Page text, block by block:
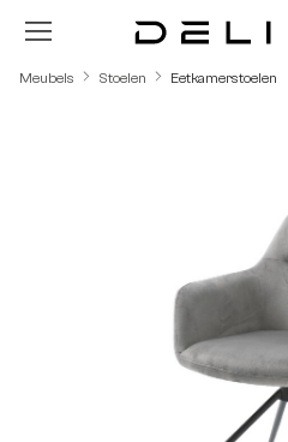
Ga naar de hoofdinhoud
Meubels Stoelen Eetkamerstoelen